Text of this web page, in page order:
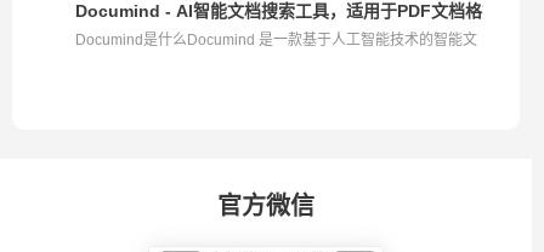
Documind - AI智能文档搜索工具，适用于PDF文档格式检索
Documind是什么Documind 是一款基于人工智能技术的智能文
官方微信